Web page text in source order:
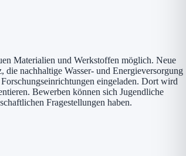
Materialien und Werkstoffen möglich. Neue
nachhaltige Wasser- und Energieversorgung
eingeladen. Dort wird
Bewerben können sich Jugendliche
Fragestellungen haben.